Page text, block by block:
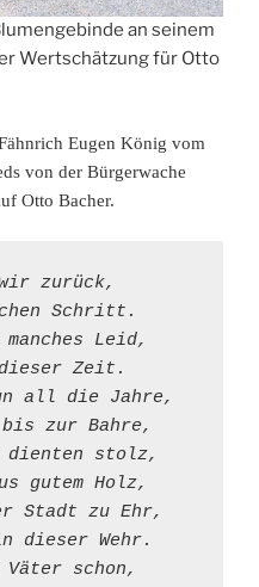
an seinem
Wertschätzung für Otto
Eugen König vom
von der Bürgerwache
Otto Bacher.
wir zurück,
Schritt.
Leid,
dieser Zeit.
all die Jahre,
bis zur Bahre,
dienten stolz,
gutem Holz,
Stadt zu Ehr,
dieser Wehr.
Väter schon,